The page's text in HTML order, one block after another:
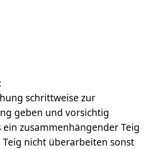
schrittweise zur
geben und vorsichtig
zusammenhängender Teig
nicht überarbeiten sonst